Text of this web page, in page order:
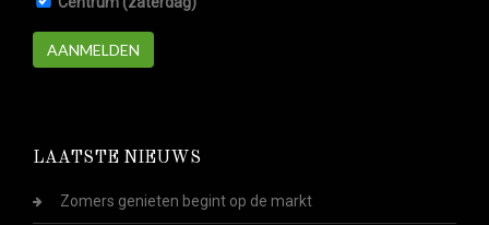
AANMELDEN
LAATSTE NIEUWS
Zomers genieten begint op de markt